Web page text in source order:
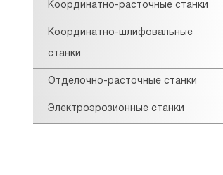
Координатно-расточные станки
Координатно-шлифовальные
станки
Отделочно-расточные станки
Электроэрозионные станки